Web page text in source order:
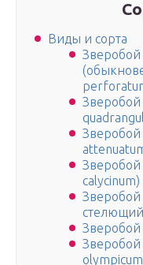
Виды и сорта
Зверобой
calycinum)
Зверобой
Зверобой